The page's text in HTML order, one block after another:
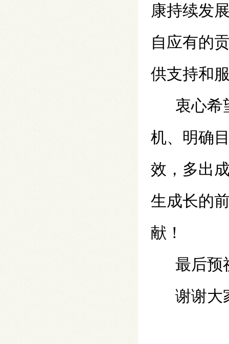
康持续发
自应有的
供支持和
衷心希
机、明确
效，多出
生成长的
献！
最后预
谢谢大